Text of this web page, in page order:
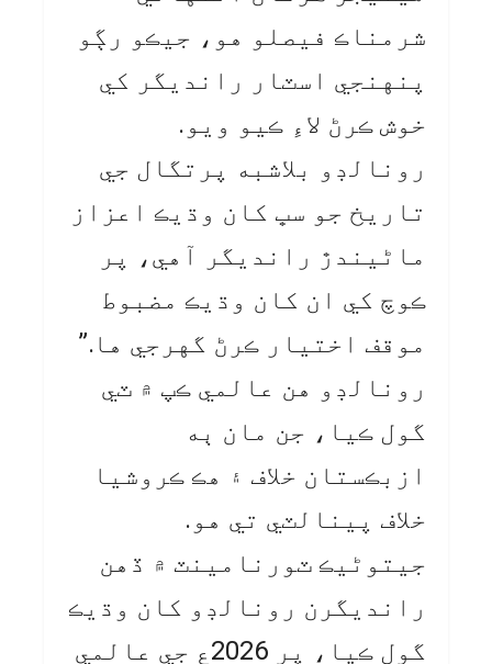
شرمناڪ فيصلو هو، جيڪو رڳو
پنهنجي اسٽار رانديگر کي
خوش ڪرڻ لاءِ ڪيو ويو.
رونالڊو بلاشبه پرتگال جي
تاريخ جو سڀ کان وڌيڪ اعزاز
ماڻيندڙ رانديگر آهي، پر
ڪوچ کي ان کان وڌيڪ مضبوط
موقف اختيار ڪرڻ گهرجي ها.”
رونالڊو هن عالمي ڪپ ۾ ٽي
گول ڪيا، جن مان ٻه
ازبڪستان خلاف ۽ هڪ ڪروشيا
خلاف پينالٽي تي هو.
جيتوڻيڪ ٽورنامينٽ ۾ ڏهن
رانديگرن رونالڊو کان وڌيڪ
گول ڪيا، پر 2026ع جي عالمي